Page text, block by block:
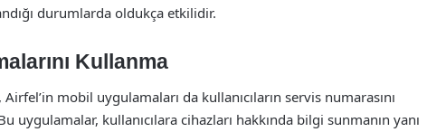
durumlarda oldukça etkilidir.
Kullanma
mobil uygulamaları da kullanıcıların servis numarasını
uygulamalar, kullanıcılara cihazları hakkında bilgi sunmanın yanı